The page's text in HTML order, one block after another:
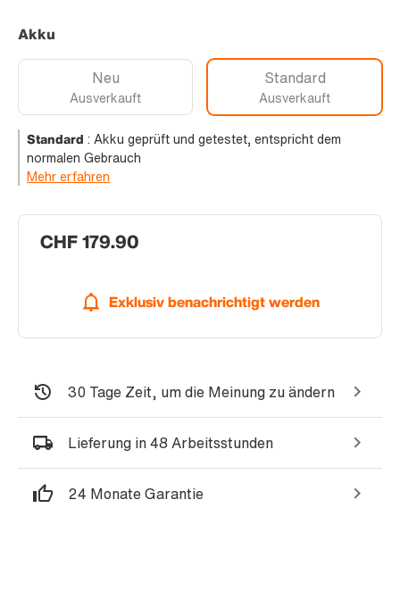
CHF 179.90
Exklusiv benachrichtigt werden
Akku
Neu
Ausverkauft
Standard
Ausverkauft
Standard : Akku geprüft und getestet, entspricht dem
normalen Gebrauch
Mehr erfahren
30 Tage Zeit, um die Meinung zu ändern
Lieferung in 48 Arbeitsstunden
24 Monate Garantie